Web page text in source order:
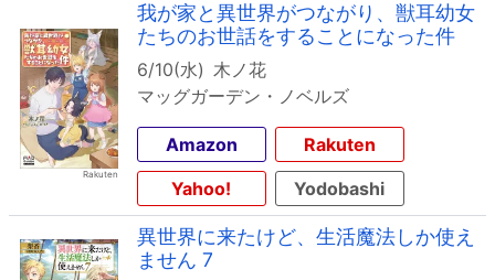
我が家と異世界がつながり、獣耳幼女
たちのお世話をすることになった件
6/10(水) 木ノ花
マッグガーデン・ノベルズ
Amazon
Rakuten
Yahoo!
Yodobashi
異世界に来たけど、生活魔法しか使え
ません 7